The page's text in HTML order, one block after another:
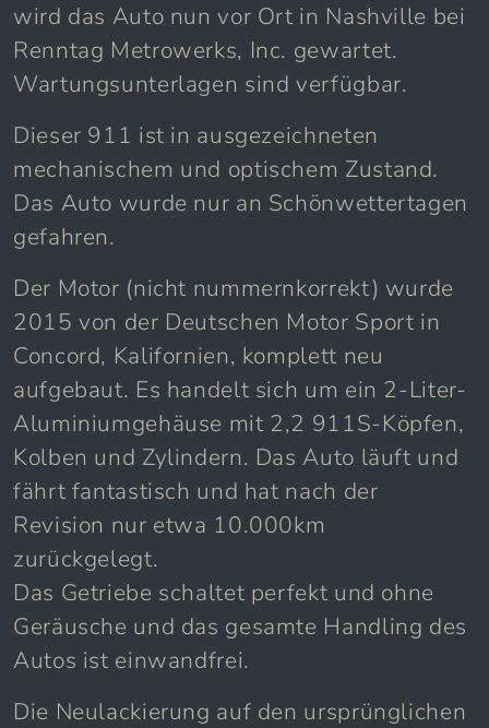
wird das Auto nun vor Ort in Nashville bei
Renntag Metrowerks, Inc. gewartet.
Wartungsunterlagen sind verfügbar.
Dieser 911 ist in ausgezeichneten
mechanischem und optischem Zustand.
Das Auto wurde nur an Schönwettertagen
gefahren.
Der Motor (nicht nummernkorrekt) wurde
2015 von der Deutschen Motor Sport in
Concord, Kalifornien, komplett neu
aufgebaut. Es handelt sich um ein 2-Liter-
Aluminiumgehäuse mit 2,2 911S-Köpfen,
Kolben und Zylindern. Das Auto läuft und
fährt fantastisch und hat nach der
Revision nur etwa 10.000km
zurückgelegt.
Das Getriebe schaltet perfekt und ohne
Geräusche und das gesamte Handling des
Autos ist einwandfrei.
Die Neulackierung auf den ursprünglichen